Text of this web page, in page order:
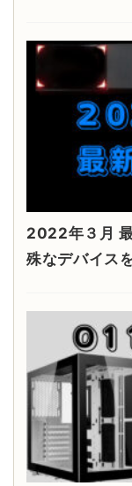
2022年３月
殊なデバイス